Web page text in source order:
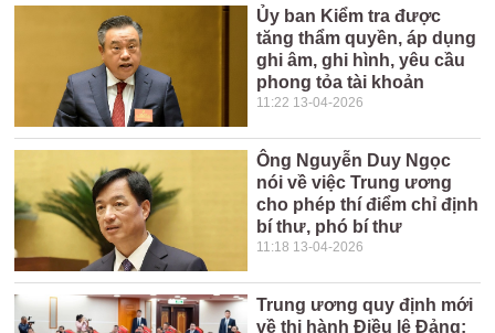
Ủy ban Kiểm tra được
tăng thẩm quyền, áp dụng
ghi âm, ghi hình, yêu cầu
phong tỏa tài khoản
11:22 13-04-2026
Ông Nguyễn Duy Ngọc
nói về việc Trung ương
cho phép thí điểm chỉ định
bí thư, phó bí thư
11:18 13-04-2026
Trung ương quy định mới
về thi hành Điều lệ Đảng: